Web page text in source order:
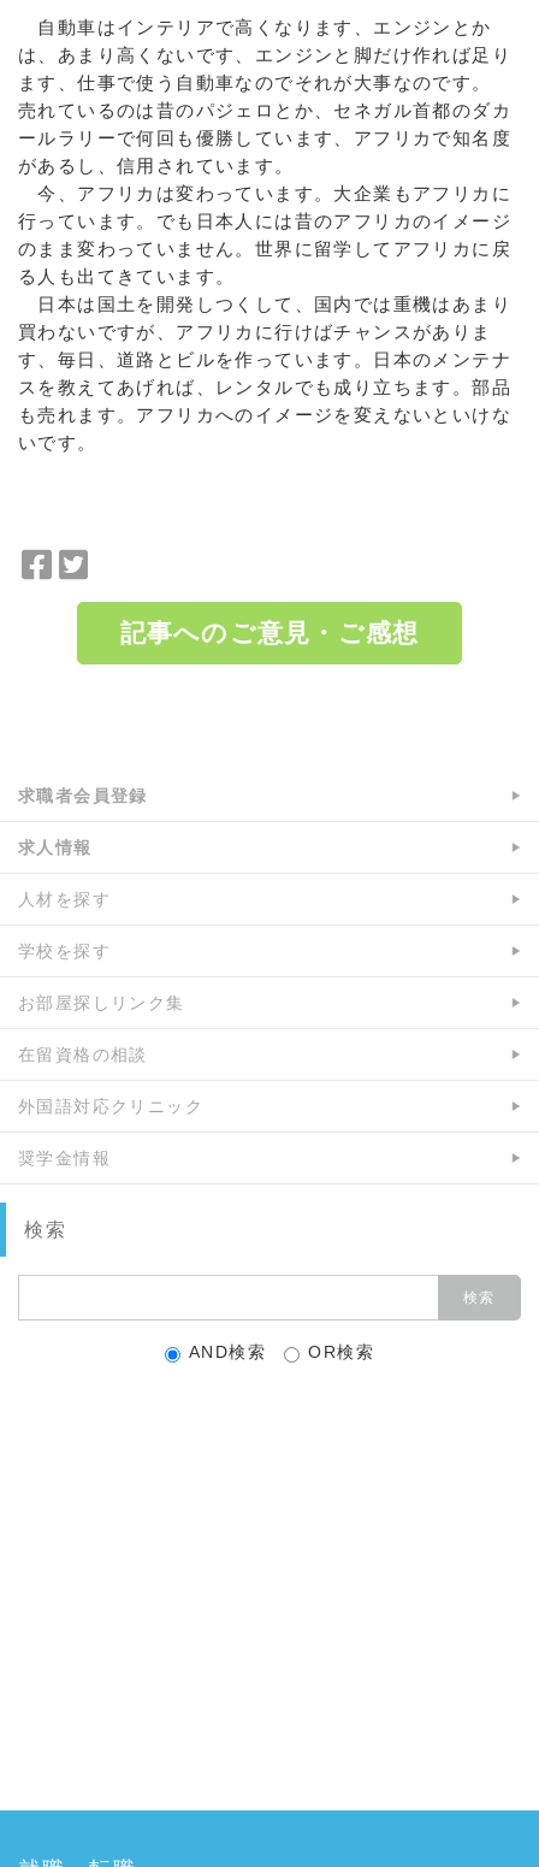
自動車はインテリアで高くなります、エンジンとか
は、あまり高くないです、エンジンと脚だけ作れば足り
ます、仕事で使う自動車なのでそれが大事なのです。
売れているのは昔のパジェロとか、セネガル首都のダカ
ールラリーで何回も優勝しています、アフリカで知名度
があるし、信用されています。
今、アフリカは変わっています。大企業もアフリカに
行っています。でも日本人には昔のアフリカのイメージ
のまま変わっていません。世界に留学してアフリカに戻
る人も出てきています。
日本は国土を開発しつくして、国内では重機はあまり
買わないですが、アフリカに行けばチャンスがありま
す、毎日、道路とビルを作っています。日本のメンテナ
スを教えてあげれば、レンタルでも成り立ちます。部品
も売れます。アフリカへのイメージを変えないといけな
いです。
シ
ェ
t
ェ
ア
記事へのご意見・ご感想
求職者会員登録
求人情報
人材を探す
学校を探す
お部屋探しリンク集
在留資格の相談
外国語対応クリニック
奨学金情報
検索
AND検索 OR検索